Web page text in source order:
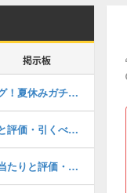
掲示板
最強リーダーランキング！夏休みガチャの評価掲載
夏休みガチャの当たりと評価・引くべき？
コードギアスコラボの当たりと評価・引くべき？